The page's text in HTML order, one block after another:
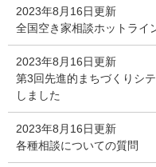
2023年8月16日更新
全国空き家相談ホットライ
2023年8月16日更新
第3回先進的まちづくりシ
しました
2023年8月16日更新
各種相談についての質問